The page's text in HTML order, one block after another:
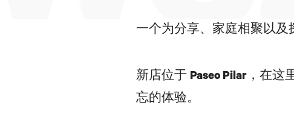
一个为分享、家庭相聚以及
新店位于 Paseo Pilar ，在这
忘的体验。